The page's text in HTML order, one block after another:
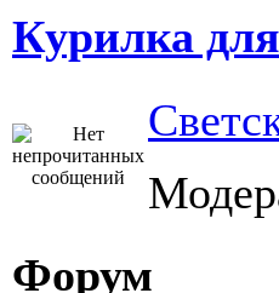
Курилка для
Форум